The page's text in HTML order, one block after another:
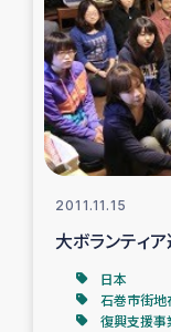
ト
デ
アイナロ県
2011.11.15
大ボランティ
日本
石巻市街地
復興支援事